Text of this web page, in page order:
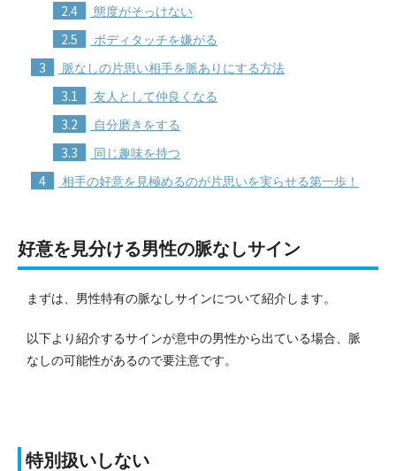
2.4 態度がそっけない
2.5 ボディタッチを嫌がる
3 脈なしの片思い相手を脈ありにする方法
3.1 友人として仲良くなる
3.2 自分磨きをする
3.3 同じ趣味を持つ
4 相手の好意を見極めるのが片思いを実らせる第一歩！
好意を見分ける男性の脈なしサイン
まずは、男性特有の脈なしサインについて紹介します。
以下より紹介するサインが意中の男性から出ている場合、脈
なしの可能性があるので要注意です。
特別扱いしない